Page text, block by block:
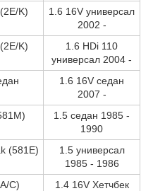
K)
1.6 16V универсал
2002 -
K)
1.6 HDi 110
универсал 2004 -
1.6 16V седан
2007 -
1.5 седан 1985 -
1990
(581E)
1.5 универсал
1985 - 1986
C)
1.4 16V Хетчбек